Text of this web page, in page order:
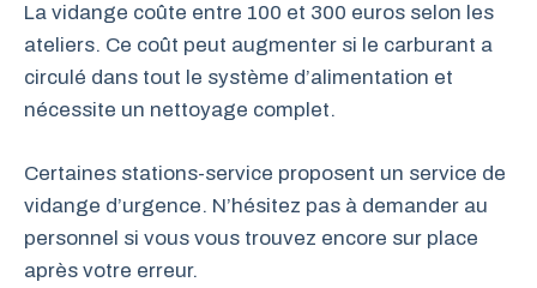
La vidange coûte entre 100 et 300 euros selon les
ateliers. Ce coût peut augmenter si le carburant a
circulé dans tout le système d’alimentation et
nécessite un nettoyage complet.
Certaines stations-service proposent un service de
vidange d’urgence. N’hésitez pas à demander au
personnel si vous vous trouvez encore sur place
après votre erreur.